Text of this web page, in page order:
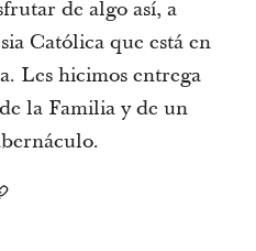
de algo así, a
Católica que está en
Les hicimos entrega
la Familia y de un